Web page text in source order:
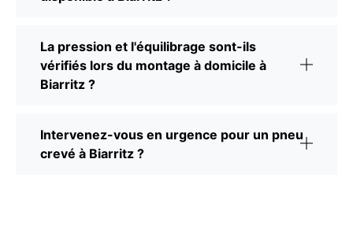
La pression et l'équilibrage sont-ils
vérifiés lors du montage à domicile à
Biarritz ?
Intervenez-vous en urgence pour un pneu
crevé à Biarritz ?